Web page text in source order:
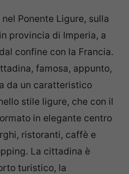
Ponente Ligure, sulla
provincia di Imperia, a
confine con la Francia.
famosa, appunto,
da un caratteristico
stile ligure, che con il
in elegante centro
ristoranti, caffè e
La cittadina è
turistico, la